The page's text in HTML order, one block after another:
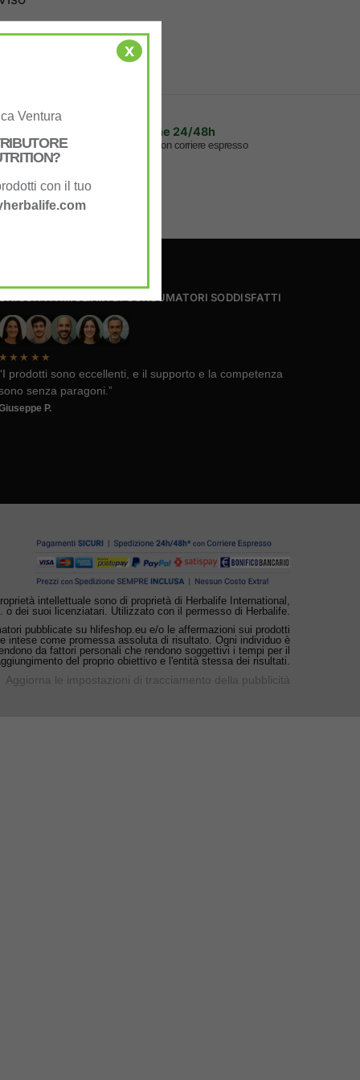
x
Ventura
con il tuo
Spedizione 24/48h
Assicurata con corriere espresso
A MIGLIAIA DI CONSUMATORI SODDISFATTI
prodotti sono eccellenti, e il supporto e la competenza
senza paragoni.”
P.
intellettuale sono di proprietà di Herbalife International,
o dei suoi licenziatari. Utilizzato con il permesso di Herbalife.
pubblicate su hlifeshop.eu e/o le affermazioni sui prodotti
intese come promessa assoluta di risultato. Ogni individuo è
da fattori personali che rendono soggettivi i tempi per il
del proprio obiettivo e l'entità stessa dei risultati.
Aggiorna le impostazioni di tracciamento della pubblicità